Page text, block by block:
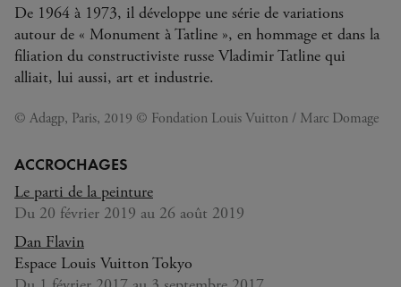
De 1964 à 1973, il développe une série de variations
autour de « Monument à Tatline », en hommage et dans la
filiation du constructiviste russe Vladimir Tatline qui
alliait, lui aussi, art et industrie.
© Adagp, Paris, 2019 © Fondation Louis Vuitton / Marc Domage
ACCROCHAGES
Le parti de la peinture
Du 20 février 2019 au 26 août 2019
Dan Flavin
Espace Louis Vuitton Tokyo